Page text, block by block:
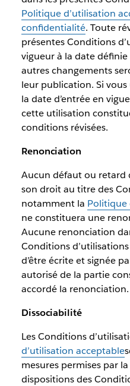
Politique d’utilisation
confidentialité. Toute
présentes Conditions
vigueur à la date
autres changements
leur publication. Si vous
la date d’entrée en
cette utilisation
conditions révisées.
Renonciation
Aucun défaut ou retard
son droit au titre des
notamment la Politique
ne constituera une
Aucune renonciation
Conditions d’utilisations
d’être écrite et signée
autorisé de la partie
accordé la renonciation.
Dissociabilité
Les Conditions
d’utilisation acceptable
mesures permises par
dispositions des